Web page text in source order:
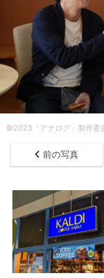
©︎2023「アナログ」製作委
前の写真